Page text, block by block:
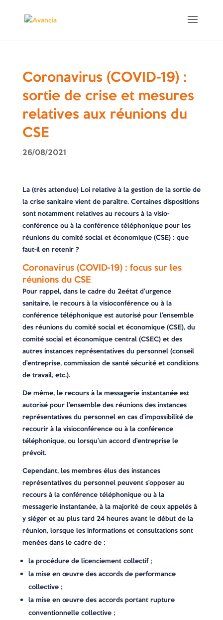
Coronavirus (COVID-19) :
sortie de crise et mesures
relatives aux réunions du
CSE
26/08/2021
La (très attendue) Loi relative à la gestion de la sortie de
la crise sanitaire vient de paraître. Certaines dispositions
sont notamment relatives au recours à la visio-
conférence ou à la conférence téléphonique pour les
réunions du comité social et économique (CSE) : que
faut-il en retenir ?
Coronavirus (COVID-19) : focus sur les
réunions du CSE
Pour rappel, dans le cadre du 2eétat d’urgence
sanitaire, le recours à la visioconférence ou à la
conférence téléphonique est autorisé pour l’ensemble
des réunions du comité social et économique (CSE), du
comité social et économique central (CSEC) et des
autres instances représentatives du personnel (conseil
d’entreprise, commission de santé sécurité et conditions
de travail, etc.).
De même, le recours à la messagerie instantanée est
autorisé pour l’ensemble des réunions des instances
représentatives du personnel en cas d’impossibilité de
recourir à la visioconférence ou à la conférence
téléphonique, ou lorsqu’un accord d’entreprise le
prévoit.
Cependant, les membres élus des instances
représentatives du personnel peuvent s’opposer au
recours à la conférence téléphonique ou à la
messagerie instantanée, à la majorité de ceux appelés à
y siéger et au plus tard 24 heures avant le début de la
réunion, lorsque les informations et consultations sont
menées dans le cadre de :
la procédure de licenciement collectif ;
la mise en œuvre des accords de performance
collective ;
la mise en œuvre des accords portant rupture
conventionnelle collective ;